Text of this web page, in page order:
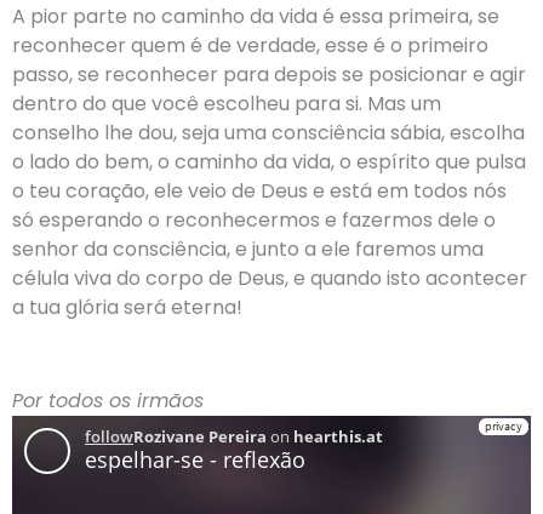
A pior parte no caminho da vida é essa primeira, se
reconhecer quem é de verdade, esse é o primeiro
passo, se reconhecer para depois se posicionar e agir
dentro do que você escolheu para si. Mas um
conselho lhe dou, seja uma consciência sábia, escolha
o lado do bem, o caminho da vida, o espírito que pulsa
o teu coração, ele veio de Deus e está em todos nós
só esperando o reconhecermos e fazermos dele o
senhor da consciência, e junto a ele faremos uma
célula viva do corpo de Deus, e quando isto acontecer
a tua glória será eterna!
Por todos os irmãos